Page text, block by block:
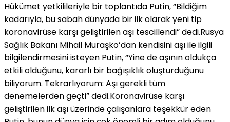
Hükümet yetkilileriyle bir toplantıda Putin, “Bildiğim
kadarıyla, bu sabah dünyada bir ilk olarak yeni tip
koronavirüse karşı geliştirilen aşı tescillendi” dedi.Rusya
Sağlık Bakanı Mihail Muraşko’dan kendisini aşı ile ilgili
bilgilendirmesini isteyen Putin, “Yine de aşının oldukça
etkili olduğunu, kararlı bir bağışıklık oluşturduğunu
biliyorum. Tekrarlıyorum: Aşı gerekli tüm
denemelerden geçti” dedi.Koronavirüse karşı
geliştirilen ilk aşı üzerinde çalışanlara teşekkür eden